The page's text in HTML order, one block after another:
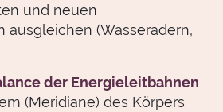
und neuen
ausgleichen (Wasseradern,
der Energieleitbahnen
(Meridiane) des Körpers